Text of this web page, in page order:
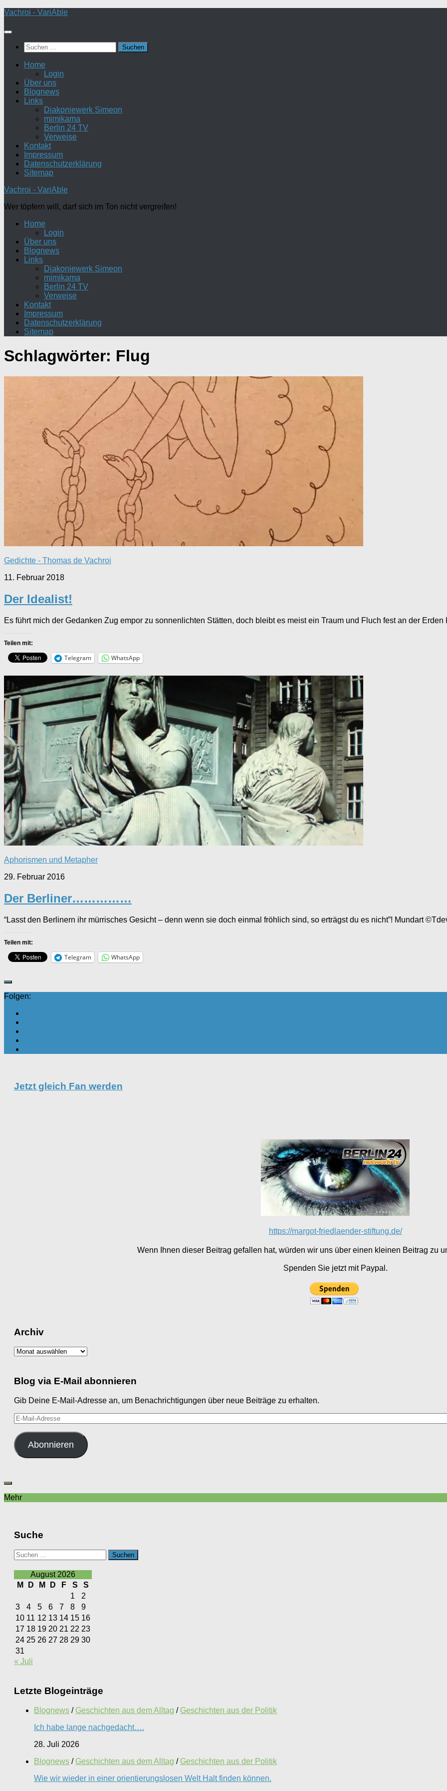
Zum
springen
Vachroi - VariAble
Suchen
nach:
Home
Login
Über uns
Blognews
Links
Diakoniewerk Simeon
mimikama
Berlin 24 TV
Verweise
Kontakt
Impressum
Datenschutzerklärung
Sitemap
Vachroi - VariAble
Wer töpfern will, darf sich im Ton nicht vergreifen!
Home
Login
Über uns
Blognews
Links
Diakoniewerk Simeon
mimikama
Berlin 24 TV
Verweise
Kontakt
Impressum
Datenschutzerklärung
Sitemap
Schlagwörter: Flug
Gedichte - Thomas de Vachroi
11. Februar 2018
Der Idealist!
Es führt mich der Gedanken Zug empor zu sonnenlichten Stätten, doch bleibt es meist ein Traum und Fluch fest an der
Teilen mit:
Telegram WhatsApp
Aphorismen und Metapher
29. Februar 2016
Der Berliner……………
“Lasst den Berlinern ihr mürrisches Gesicht – denn wenn sie doch einmal fröhlich sind, so erträgst du es nicht”! Mundart
Teilen mit:
Telegram WhatsApp
Folgen:
Jetzt gleich Fan werden
https://margot-friedlaender-stiftung.de/
Wenn Ihnen dieser Beitrag gefallen hat, würden wir uns über einen kleinen Beitrag zu
Spenden Sie jetzt mit Paypal.
Archiv
Archiv
Blog via E-Mail abonnieren
Gib Deine E-Mail-Adresse an, um Benachrichtigungen über neue Beiträge zu erhalten.
E-
Mail-
Adresse
Abonnieren
Mehr
Suche
Suchen
nach:
August 2026
M
D M D F S
S
1
2
3
4 5 6 7 8
9
10 11 12 13 14 15 16
17 18 19 20 21 22 23
24 25 26 27 28 29 30
31
« Juli
Letzte Blogeinträge
Blognews / Geschichten aus dem Alltag / Geschichten aus der Politik
Ich habe lange nachgedacht….
28. Juli 2026
Blognews / Geschichten aus dem Alltag / Geschichten aus der Politik
Wie wir wieder in einer orientierungslosen Welt Halt finden können.